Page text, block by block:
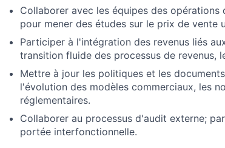
Collaborer avec les équipes des
pour mener des études sur le prix de vente
Participer à l'intégration des revenus liés
transition fluide des processus de revenus,
Mettre à jour les politiques et les
l'évolution des modèles commerciaux, les
réglementaires.
Collaborer au processus d'audit externe;
portée interfonctionnelle.